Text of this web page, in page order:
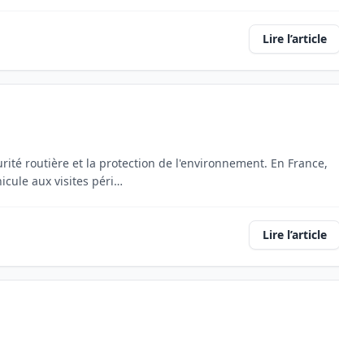
Lire l’article
routière et la protection de l'environnement. En France,
aux visites péri…
Lire l’article